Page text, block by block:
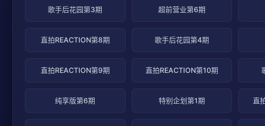
歌手后花园第3期 超前营业第6期
直拍REACTION第8期 歌手后花园第4期
直拍REACTION第9期 直拍REACTION第10期
纯享版第6期 特别企划第1期 直